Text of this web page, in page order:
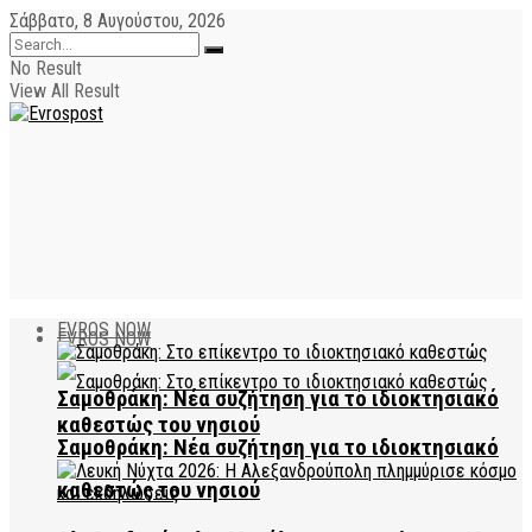
Σάββατο, 8 Αυγούστου, 2026
No Result
View All Result
EVROS NOW
Σαμοθράκη: Νέα συζήτηση για το ιδιοκτησιακό
καθεστώς του νησιού
EVROS NOW
Σαμοθράκη: Νέα συζήτηση για το ιδιοκτησιακό
καθεστώς του νησιού